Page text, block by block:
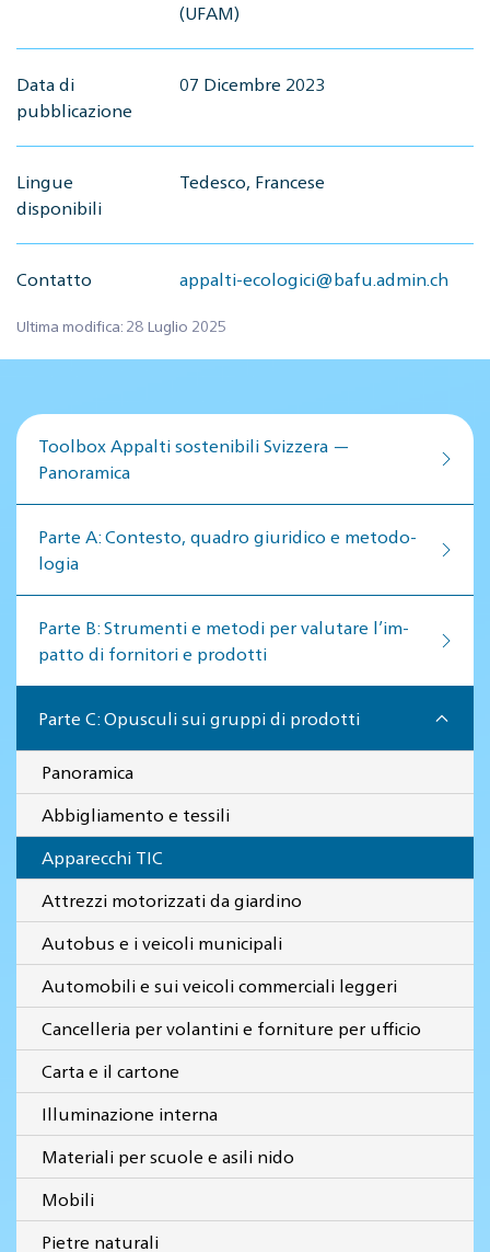
(UFAM)
Data di
pubblicazione
07 Dicembre 2023
Lingue
disponibili
Tedesco, Francese
Contatto appalti-ecologici@bafu.admin.ch
Ultima modifica: 28 Luglio 2025
Toolbox Appalti sostenibili Svizzera —
Panoramica
Par­te A: Con­te­sto, qua­dro giu­ri­di­co e me­to­do­
lo­gia
Par­te B: Stru­men­ti e me­to­di per va­lu­ta­re l’im­
pat­to di for­ni­to­ri e pro­dot­ti
Parte C: Opusculi sui gruppi di prodotti
Panoramica
Abbigliamento e tessili
Apparecchi TIC
Attrezzi motorizzati da giardino
Autobus e i veicoli municipali
Automobili e sui veicoli commerciali leggeri
Cancelleria per volantini e forniture per ufficio
Carta e il cartone
Illuminazione interna
Materiali per scuole e asili nido
Mobili
Pietre naturali